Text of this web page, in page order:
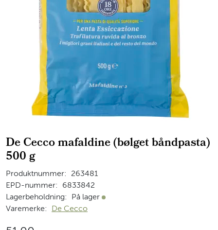
De Cecco mafaldine (bølget båndpasta)
500 g
Produktnummer:
263481
EPD-nummer:
6833842
Lagerbeholdning:
På lager På lager
Varemerke: De Cecco